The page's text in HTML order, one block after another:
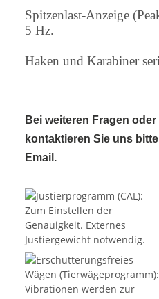
Spitzenlast-Anzeige
5 Hz.
Haken und Karabiner
Bei weiteren Fragen
kontaktieren Sie uns
Email.